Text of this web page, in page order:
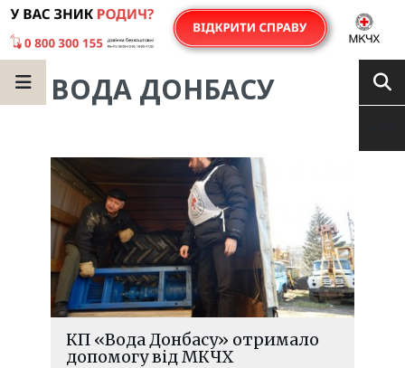
ВОДА ДОНБАСУ
КП «Вода Донбасу» отримало
допомогу від МКЧХ